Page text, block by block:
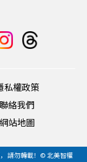
私權政策
聯絡我們
網站地圖
請勿轉載！© 北美智權